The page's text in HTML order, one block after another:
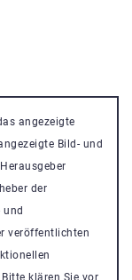
angezeigte
Bild- und
der
und
veröffentlichten